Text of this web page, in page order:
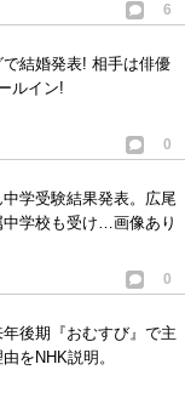
6
結婚発表! 相手は俳優
ルイン!
0
学受験結果発表。広尾
学校も受け…画像あり
0
後期『おむすび』で主
をNHK説明。